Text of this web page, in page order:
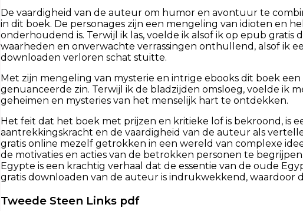
De vaardigheid van de auteur om humor en avontuur te
in dit boek. De personages zijn een mengeling van idioten en
onderhoudend is. Terwijl ik las, voelde ik alsof ik op epub
waarheden en onverwachte verrassingen onthullend, alsof ik
downloaden verloren schat stuitte.
Met zijn mengeling van mysterie en intrige ebooks dit boek
genuanceerde zin. Terwijl ik de bladzijden omsloeg, voelde ik
geheimen en mysteries van het menselijk hart te ontdekken.
Het feit dat het boek met prijzen en kritieke lof is bekroond, is
aantrekkingskracht en de vaardigheid van de auteur als
gratis online mezelf getrokken in een wereld van complexe
de motivaties en acties van de betrokken personen te
Egypte is een krachtig verhaal dat de essentie van de oude
gratis downloaden van de auteur is indrukwekkend, waardoor
Tweede Steen Links pdf